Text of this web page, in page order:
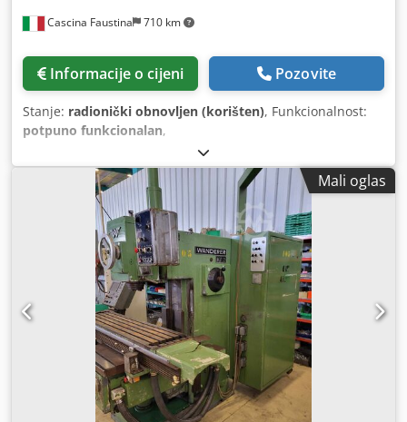
Cascina Faustina 710 km
Informacije o cijeni Pozovite
Stanje: radionički obnovljen (korišten), Funkcionalnost:
potpuno funkcionalan,
Mali oglas